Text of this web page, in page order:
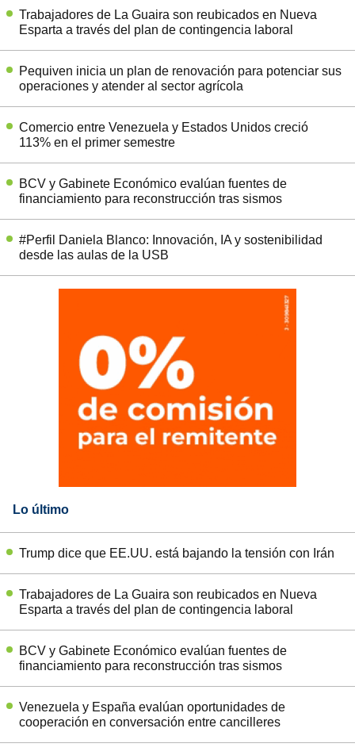
Trabajadores de La Guaira son reubicados en Nueva
Esparta a través del plan de contingencia laboral
Pequiven inicia un plan de renovación para potenciar sus
operaciones y atender al sector agrícola
Comercio entre Venezuela y Estados Unidos creció
113% en el primer semestre
BCV y Gabinete Económico evalúan fuentes de
financiamiento para reconstrucción tras sismos
#Perfil Daniela Blanco: Innovación, IA y sostenibilidad
desde las aulas de la USB
Lo último
Trump dice que EE.UU. está bajando la tensión con Irán
Trabajadores de La Guaira son reubicados en Nueva
Esparta a través del plan de contingencia laboral
BCV y Gabinete Económico evalúan fuentes de
financiamiento para reconstrucción tras sismos
Venezuela y España evalúan oportunidades de
cooperación en conversación entre cancilleres